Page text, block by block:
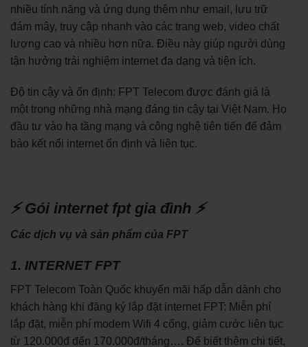
nhiều tính năng và ứng dụng thêm như email, lưu trữ
đám mây, truy cập nhanh vào các trang web, video chất
lượng cao và nhiều hơn nữa. Điều này giúp người dùng
tận hưởng trải nghiệm internet đa dạng và tiện ích.
Độ tin cậy và ổn định: FPT Telecom được đánh giá là
một trong những nhà mạng đáng tin cậy tại Việt Nam. Họ
đầu tư vào hạ tầng mạng và công nghệ tiên tiến để đảm
bảo kết nối internet ổn định và liên tục.
⚡ Gói internet fpt gia đình ⚡
Các dịch vụ và sản phẩm của FPT
1. INTERNET FPT
FPT Telecom Toàn Quốc khuyến mãi hấp dẫn dành cho
khách hàng khi đăng ký lắp đặt internet FPT: Miễn phí
lắp đặt, miễn phí modem Wifi 4 cổng, giảm cước liên tục
từ 120.000đ đến 170.000đ/tháng…. Để biết thêm chi tiết,